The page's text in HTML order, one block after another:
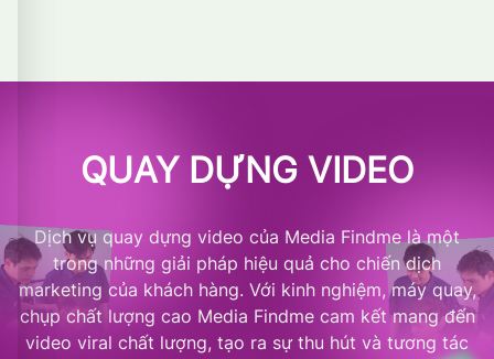
QUAY DỰNG VIDEO
Dịch vụ quay dựng video của Media Findme là một
trong những giải pháp hiệu quả cho chiến dịch
marketing của khách hàng. Với kinh nghiệm, máy quay,
chụp chất lượng cao Media Findme cam kết mang đến
video viral chất lượng, tạo ra sự thu hút và tương tác